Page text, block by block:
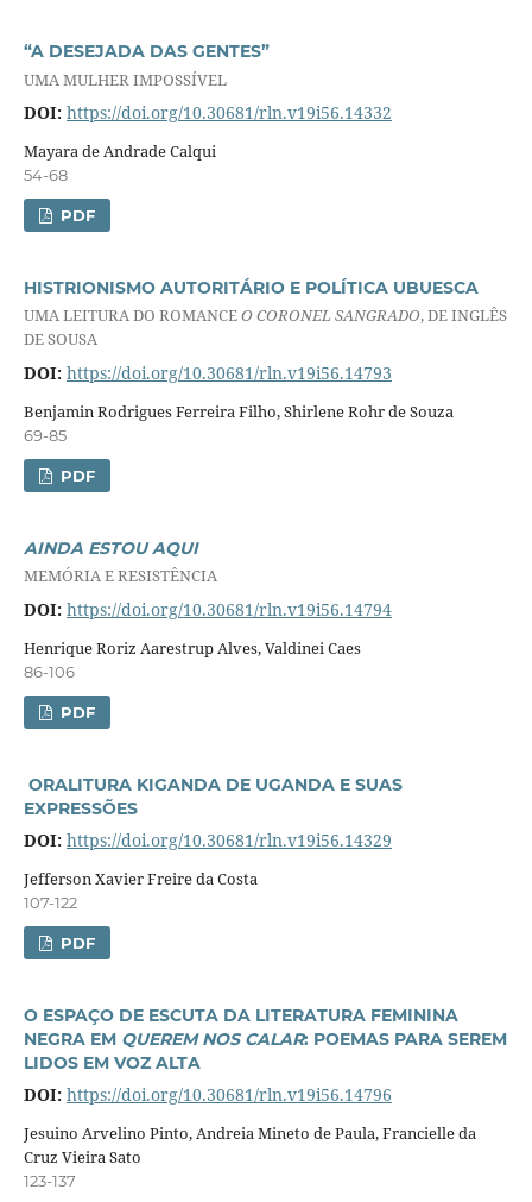
“A DESEJADA DAS GENTES”
UMA MULHER IMPOSSÍVEL
DOI: https://doi.org/10.30681/rln.v19i56.14332
Mayara de Andrade Calqui
54-68
PDF
HISTRIONISMO AUTORITÁRIO E POLÍTICA UBUESCA
UMA LEITURA DO ROMANCEO CORONEL SANGRADO, DE INGLÊS
DE SOUSA
DOI: https://doi.org/10.30681/rln.v19i56.14793
Benjamin Rodrigues Ferreira Filho, Shirlene Rohr de Souza
69-85
PDF
AINDA ESTOU AQUI
MEMÓRIA E RESISTÊNCIA
DOI: https://doi.org/10.30681/rln.v19i56.14794
Henrique Roriz Aarestrup Alves, Valdinei Caes
86-106
PDF
ORALITURA KIGANDA DE UGANDA E SUAS
EXPRESSÕES
DOI: https://doi.org/10.30681/rln.v19i56.14329
Jefferson Xavier Freire da Costa
107-122
PDF
O ESPAÇO DE ESCUTA DA LITERATURA FEMININA
NEGRA EM QUEREM NOS CALAR: POEMAS PARA SEREM
LIDOS EM VOZ ALTA
DOI: https://doi.org/10.30681/rln.v19i56.14796
Jesuino Arvelino Pinto, Andreia Mineto de Paula, Francielle da
Cruz Vieira Sato
123-137